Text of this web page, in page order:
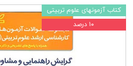
کتاب آزمونهای علوم تربیتی
۱۰ درصد